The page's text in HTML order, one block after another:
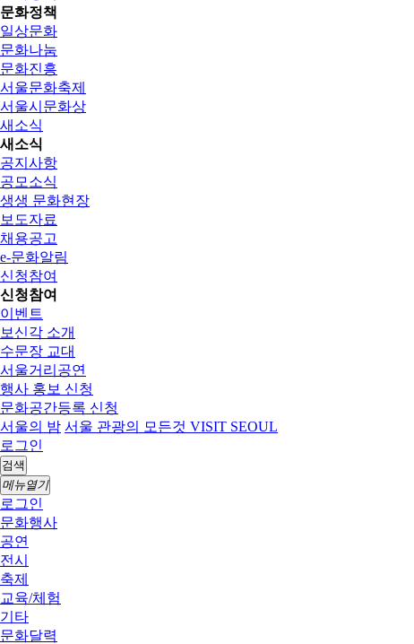
문화정책
일상문화
문화나눔
문화진흥
서울문화축제
서울시문화상
새소식
새소식
공지사항
공모소식
생생 문화현장
보도자료
채용공고
e-문화알림
신청참여
신청참여
이벤트
보신각 소개
수문장 교대
서울거리공연
행사 홍보 신청
문화공간등록 신청
서울의 밤 서울 관광의 모든것 VISIT SEOUL
로그인
검색
메뉴열기
로그인
문화행사
공연
전시
축제
교육/체험
기타
문화달력